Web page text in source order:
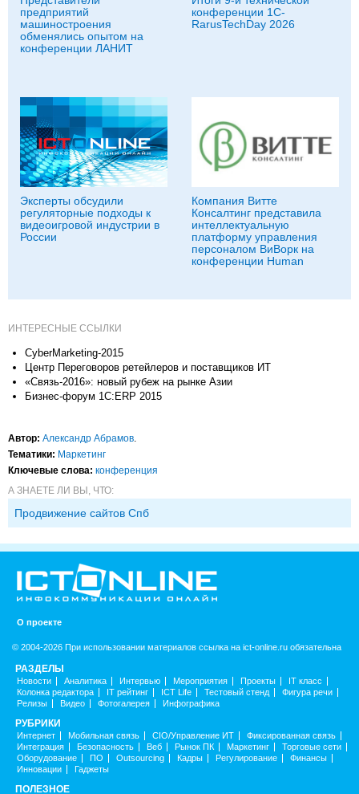
предприятий
машиностроения
обменялись опытом на
конференции ЛАНИТ
конференции 1C-
RarusTechDay 2026
Эксперты обсудили
регуляторные подходы к
видеоигровой индустрии в
России
Компания Витте
Консалтинг представила
интеллектуальную
платформу управления
персоналом ВиВорк на
конференции Human
ИНТЕРЕСНЫЕ ССЫЛКИ
CyberMarketing-2015
Центр Переговоров ретейлеров и поставщиков ИТ
«Связь-2016»: новый рубеж на рынке Азии
Бизнес-форум 1С:ERP 2015
Автор: Александр Абрамов
Тематики: Маркетинг
Ключевые слова: конференция
А ЗНАЕТЕ ЛИ ВЫ, ЧТО:
Продвижение сайтов Спб
О проекте
© 2004-2026 При использовании материалов ссылка на ict-online.ru обязательна
РАЗДЕЛЫ
Новости Аналитика Интервью Мероприятия Проекты
IT класс
Колонка редактора
IT рейтинг ICT Life Тестовый стенд
Фигура речи
Релизы
Видео Фотогалерея Инфографика
РУБРИКИ
Интернет Мобильная связь CIO/Управление ИТ
Фиксированная связь
Интеграция
Безопасность Веб Рынок ПК Маркетинг
Торговые сети
Оборудование
ПО Outsourcing Кадры Регулирование
Финансы
Инновации
Гаджеты
ПОЛЕЗНОЕ